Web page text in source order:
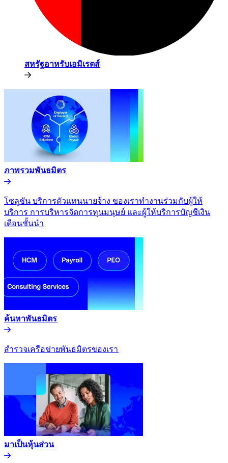
สหรัฐอาหรับเอมิเรตส์​​
ภาพรวมพันธมิตร​​
โซลูชัน บริการตัวแทนนายจ้าง ของเราทำงานร่วมกับผู้ให้
บริการ การบริหารจัดการทุนมนุษย์ และผู้ให้บริการบัญชีเงิน
เดือนชั้นนำ​​
ค้นหาพันธมิตร​​
สำรวจเครือข่ายพันธมิตรของเรา​​
มาเป็นหุ้นส่วน​​